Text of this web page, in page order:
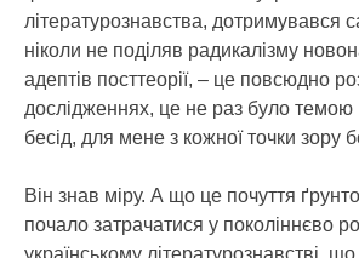
літературознавства, дотримувався
ніколи не поділяв радикалізму
адептів посттеорії, – це повсюдно
дослідженнях, це не раз було
бесід, для мене з кожної точки зору
Він знав міру. А що це почуття
почало затрачатися у поколіннєво
українському літературознавстві,